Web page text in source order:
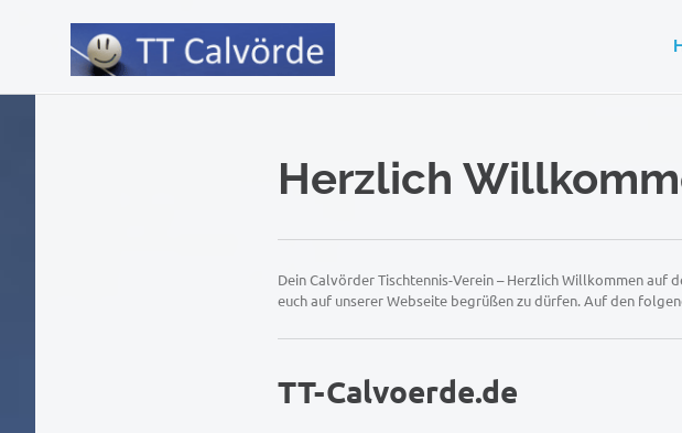
Tischtennis
(Bördekreis,
Herzlich
Dein Calvörder Tischtennis-Verein – Herzlich Willkommen auf
euch auf unserer Webseite begrüßen zu dürfen. Auf den
TT-Calvoerde.de